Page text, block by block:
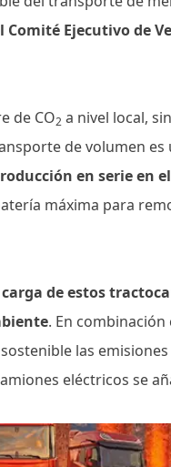
Ejecutivo de
de CO2 a nivel local,
de volumen es
en serie en
máxima para
de estos
. En combinación
las emisiones
eléctricos se